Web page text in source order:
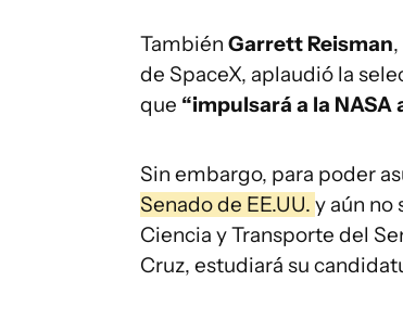
También Garrett Reisman
de SpaceX, aplaudió la
que “impulsará a la NASA
Sin embargo, para poder
Senado de EE.UU. y aún no
Ciencia y Transporte del
Cruz, estudiará su